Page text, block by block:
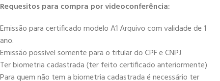
Requesitos para compra por videoconferência:
Emissão para certificado modelo A1 Arquivo com validade de 1
ano.
Emissão possível somente para o titular do CPF e CNPJ
Ter biometria cadastrada (ter feito certificado anteriormente)
Para quem não tem a biometria cadastrada é necessário ter